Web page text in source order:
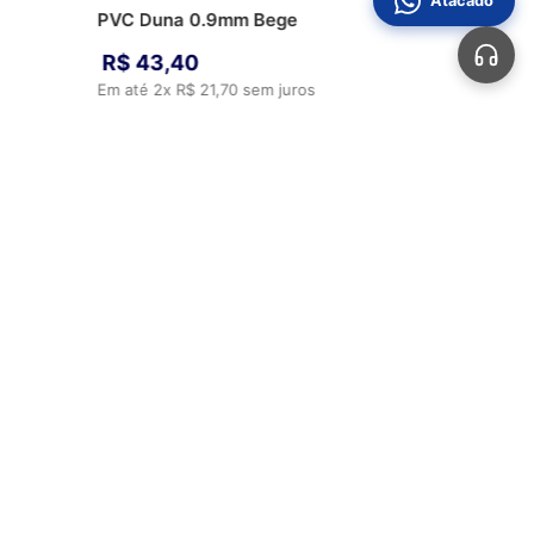
PVC Duna 0.9mm Bege
R$ 43,40
Em até 2x R$ 21,70sem juros